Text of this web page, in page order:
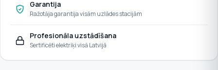
Garantija
Ražotāja garantija visām uzlādes stacijām
Profesionāla uzstādīšana
Sertificēti elektriķi visā Latvijā